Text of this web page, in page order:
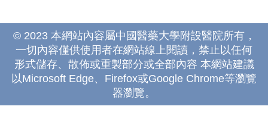
© 2023 本網站內容屬中國醫藥大學附設醫院所有，
一切內容僅供使用者在網站線上閱讀，禁止以任何
形式儲存、散佈或重製部分或全部內容 本網站建議
以Microsoft Edge、Firefox或Google Chrome等瀏覽
器瀏覽。